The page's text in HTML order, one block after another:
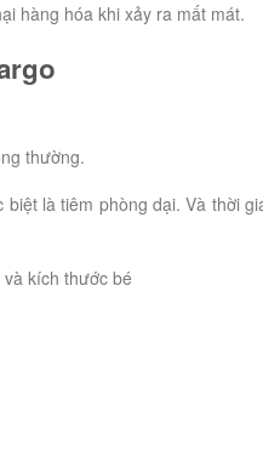
hàng hóa khi xảy ra mất mát.
thường.
là tiêm phòng dại. Và thời
kích thước bé